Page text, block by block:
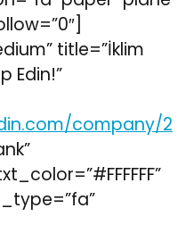
title=”İklim
Edin!”
company/2